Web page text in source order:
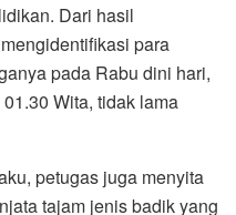
Dari hasil
para
pada Rabu dini hari,
Wita, tidak lama
petugas juga menyita
tajam jenis badik yang